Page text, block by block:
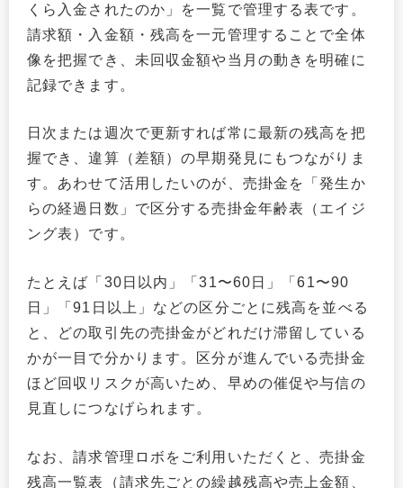
くら入金されたのか」を一覧で管理する表です。
請求額・入金額・残高を一元管理することで全体
像を把握でき、未回収金額や当月の動きを明確に
記録できます。
日次または週次で更新すれば常に最新の残高を把
握でき、違算（差額）の早期発見にもつながりま
す。あわせて活用したいのが、売掛金を「発生か
らの経過日数」で区分する売掛金年齢表（エイジ
ング表）です。
たとえば「30日以内」「31〜60日」「61〜90
日」「91日以上」などの区分ごとに残高を並べる
と、どの取引先の売掛金がどれだけ滞留している
かが一目で分かります。区分が進んでいる売掛金
ほど回収リスクが高いため、早めの催促や与信の
見直しにつなげられます。
なお、請求管理ロボをご利用いただくと、売掛金
残高一覧表（請求先ごとの繰越残高や売上金額、